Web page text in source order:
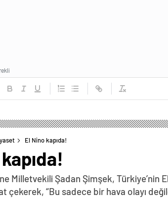
El Nino kapıda!
Milletvekili Şadan Şimşek, Türkiye’nin
çekerek, “Bu sadece bir hava olayı